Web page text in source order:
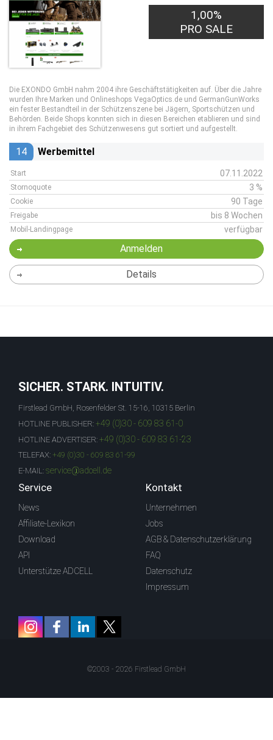
1,00%
PRO SALE
Die EXONDO GmbH nahm 2004 ihre Geschäftstätigkeiten auf. Über die Jahre
wurden Ihre Marken und Onlineshops VegaOptics.de und GermanGunWorks
ein fester Bestandteil in der Schützenszene bei Jägern, Sportschützen und
Behörden. Beide Shops konnten sich in diesen Bereichen etablieren und sind
in ihrem Fachgebiet des Schützenwesens gut sortiert und aufgestellt.
14 Werbemittel
Start 07.11.2022
Stornoquote 3 %
Cookie 90 Tage
Freigabe bis 8 Wochen
Mobil-Landingpage verfügbar
Anmelden
Details
SICHER. STARK. INTUITIV.
Firstlead GmbH, Rosenfelder St. 15-16, 10315 Berlin
HOTLINE PUBLISHER: +49 (0)30 - 609 83 61-0
HOTLINE ADVERTISER: +49 (0)30 - 609 83 61-23
TELEFAX: +49 (0)30 - 609 83 61-99
E-MAIL: service@adcell.de
Service
News
Affiliate-Lexikon
Download
API
Unterstütze ADCELL
Kontakt
Unternehmen
Jobs
AGB & Datenschutzerklärung
FAQ
Datenschutz
Impressum
©2003 - 2026 Firstlead GmbH